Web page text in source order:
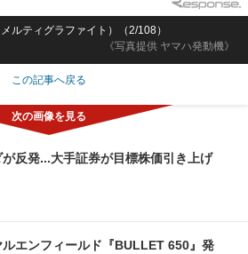
《写真提供 ヤマハ発動機》
ルティグラファイト）（2/108）
この記事へ戻る
反発...大手証券が目標株価引き上げ
ルエンフィールド『BULLET 650』発